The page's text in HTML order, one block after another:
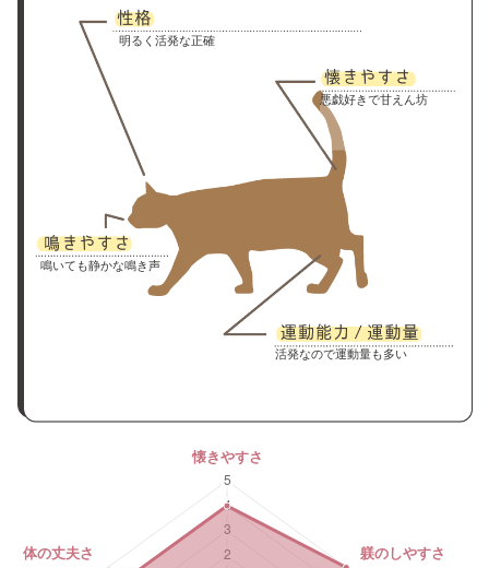
明るく活発な正確
悪戯好きで甘えん坊
鳴いても静かな鳴き声
活発なので運動量も多い